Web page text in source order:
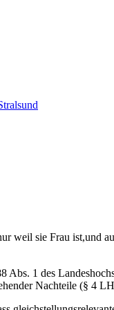
weil sie Frau ist,und
Abs. 1 des
Nachteile (§ 4